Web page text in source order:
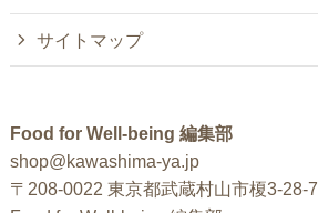
サイトマップ
Food for Well-being 編集部
shop@kawashima-ya.jp
〒208-0022 東京都武蔵村山市榎3-28-7